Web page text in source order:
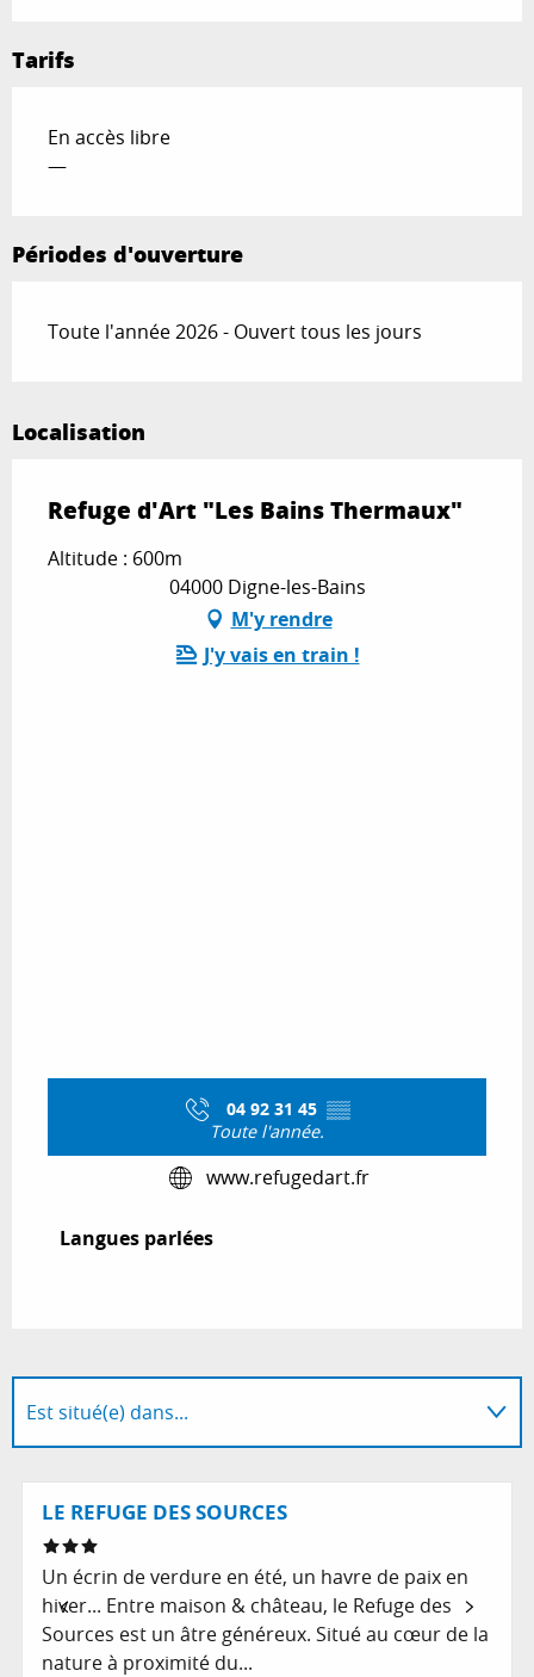
Tarifs
En accès libre
—
Périodes d'ouverture
Toute l'année 2026 - Ouvert tous les jours
Localisation
Refuge d'Art "Les Bains Thermaux"
Altitude : 600m
04000 Digne-les-Bains
M'y rendre
J'y vais en train !
04 92 31 45 ▒▒
Toute l'année.
www.refugedart.fr
Langues parlées
Langues parlées
Est situé(e) dans...
En lien avec
LE REFUGE DES SOURCES
Un écrin de verdure en été, un havre de paix en
hiver... Entre maison & château, le Refuge des
Sources est un âtre généreux. Situé au cœur de la
nature à proximité du...